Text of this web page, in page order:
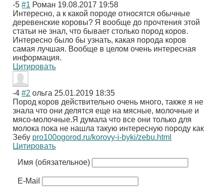
-5 #1 Роман 19.08.2017 19:58
Интересно, а к какой породе относятся обычные
деревенские коровы? Я вообще до прочтения этой
статьи не знал, что бывает столько пород коров.
Интересно было бы узнать, какая порода коров
самая лучшая. Вообще в целом очень интересная
информация.
Цитировать
-4 #2 ольга 25.01.2019 18:35
Пород коров действительно очень много, также я не
знала что они делятся еще на мясные, молочные и
мясо-молочные.Я думала что все они только для
молока пока не нашла такую интересную породу как
Зебу pro100ogorod.ru/korovy-i-byki/zebu.html
Цитировать
Имя (обязательное)
E-Mail